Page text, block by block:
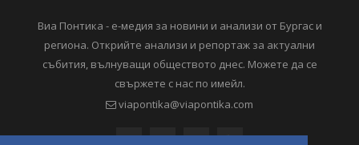
Виа Понтика - е-медия за новини и анализи от Бургас и
региона. Открийте анализи и репортаж за актуални
събития, вълнуващи обществото днес. Можете да се
свържете с нас по имейл.
viapontika@viapontika.com